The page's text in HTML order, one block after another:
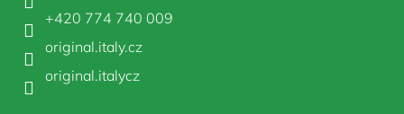
+420 774 740 009
original.italy.cz
original.italycz